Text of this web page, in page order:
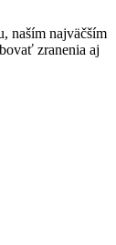
naším najväčším
zranenia aj